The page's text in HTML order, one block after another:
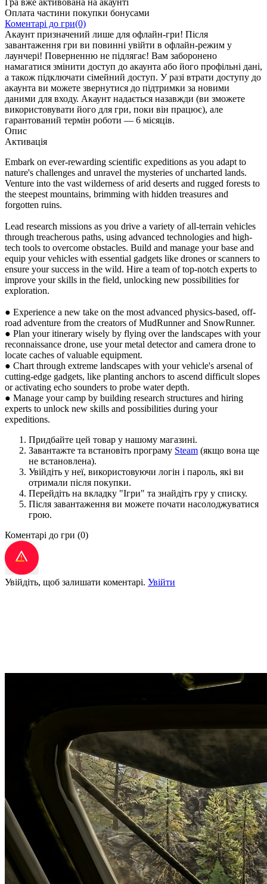
Оплата частини покупки бонусами
Коментарі до гри(0)
Акаунт призначений лише для офлайн-гри! Після
завантаження гри ви повинні увійти в офлайн-режим у
лаунчері! Поверненню не підлягає! Вам заборонено
намагатися змінити доступ до акаунта або його профільні дані,
а також підключати сімейний доступ. У разі втрати доступу до
акаунта ви можете звернутися до підтримки за новими
даними для входу. Акаунт надається назавжди (ви зможете
використовувати його для гри, поки він працює), але
гарантований термін роботи — 6 місяців.
Опис
Активація
Embark on ever-rewarding scientific expeditions as you adapt to
nature's challenges and unravel the mysteries of uncharted lands.
Venture into the vast wilderness of arid deserts and rugged forests to
the steepest mountains, brimming with hidden treasures and
forgotten ruins.
Lead research missions as you drive a variety of all-terrain vehicles
through treacherous paths, using advanced technologies and high-
tech tools to overcome obstacles. Build and manage your base and
equip your vehicles with essential gadgets like drones or scanners to
ensure your success in the wild. Hire a team of top-notch experts to
improve your skills in the field, unlocking new possibilities for
exploration.
● Experience a new take on the most advanced physics-based, off-
road adventure from the creators of MudRunner and SnowRunner.
● Plan your itinerary wisely by flying over the landscapes with your
reconnaissance drone, use your metal detector and camera drone to
locate caches of valuable equipment.
● Chart through extreme landscapes with your vehicle's arsenal of
cutting-edge gadgets, like planting anchors to ascend difficult slopes
or activating echo sounders to probe water depth.
● Manage your camp by building research structures and hiring
experts to unlock new skills and possibilities during your
expeditions.
Придбайте цей товар у нашому магазині.
Завантажте та встановіть програму Steam (якщо вона ще
не встановлена).
Увійдіть у неї, використовуючи логін і пароль, які ви
отримали після покупки.
Перейдіть на вкладку "Ігри" та знайдіть гру у списку.
Після завантаження ви можете почати насолоджуватися
грою.
Коментарі до гри (0)
Увійдіть, щоб залишати коментарі. Увійти